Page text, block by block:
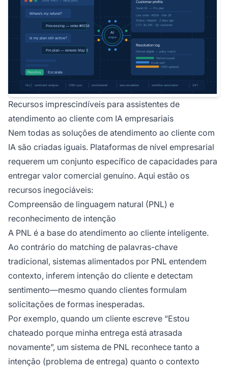
Recursos imprescindíveis para assistentes de
atendimento ao cliente com IA empresariais
Nem todas as soluções de atendimento ao cliente com
IA são criadas iguais. Plataformas de nível empresarial
requerem um conjunto específico de capacidades para
entregar valor comercial genuíno. Aqui estão os
recursos inegociáveis:
Compreensão de linguagem natural (PNL) e
reconhecimento de intenção
A PNL é a base do atendimento ao cliente inteligente.
Ao contrário do matching de palavras-chave
tradicional, sistemas alimentados por PNL entendem
contexto, inferem intenção do cliente e detectam
sentimento—mesmo quando clientes formulam
solicitações de formas inesperadas.
Por exemplo, quando um cliente escreve “Estou
chateado porque minha entrega está atrasada
novamente”, um sistema de PNL reconhece tanto a
intenção (problema de entrega) quanto o contexto